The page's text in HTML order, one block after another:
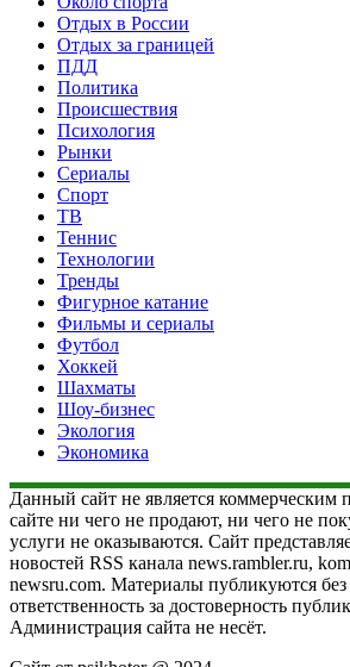
Отдых в России
Отдых за границей
ПДД
Политика
Происшествия
Психология
Рынки
Сериалы
Спорт
ТВ
Теннис
Технологии
Тренды
Фигурное катание
Фильмы и сериалы
Футбол
Хоккей
Шахматы
Шоу-бизнес
Экология
Экономика
Данный сайт не является коммерческим
сайте ни чего не продают, ни чего не
услуги не оказываются. Сайт
новостей RSS канала news.rambler.ru,
newsru.com. Материалы публикуются
ответственность за достоверность
Администрация сайта не несёт.